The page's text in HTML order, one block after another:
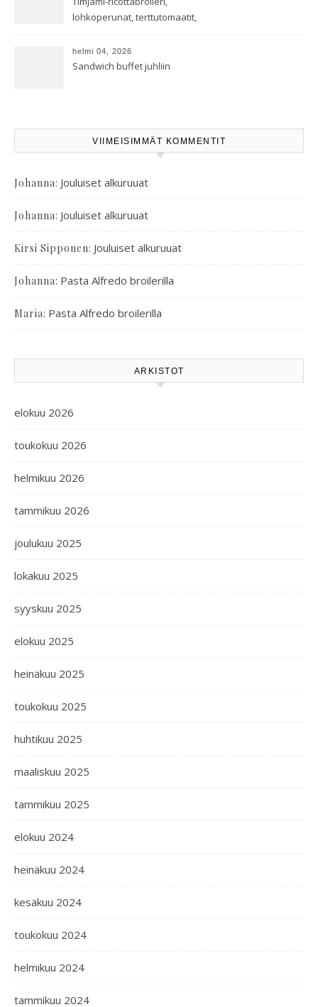
lohkoperunat, terttutomaatit,
salaatti
helmi 04, 2026
Sandwich buffet juhliin
VIIMEISIMMÄT KOMMENTIT
Johanna: Jouluiset alkuruuat
Johanna: Jouluiset alkuruuat
Kirsi Sipponen: Jouluiset alkuruuat
Johanna: Pasta Alfredo broilerilla
Maria: Pasta Alfredo broilerilla
ARKISTOT
elokuu 2026
toukokuu 2026
helmikuu 2026
tammikuu 2026
joulukuu 2025
lokakuu 2025
syyskuu 2025
elokuu 2025
heinäkuu 2025
toukokuu 2025
huhtikuu 2025
maaliskuu 2025
tammikuu 2025
elokuu 2024
heinäkuu 2024
kesäkuu 2024
toukokuu 2024
helmikuu 2024
tammikuu 2024